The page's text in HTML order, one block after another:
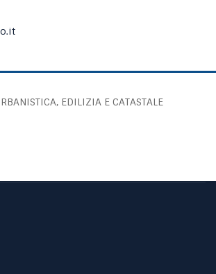
EDILIZIA E CATASTALE